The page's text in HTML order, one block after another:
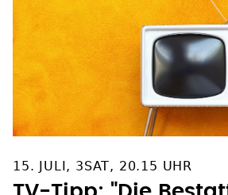
15. JULI, 3SAT, 20.15 UHR